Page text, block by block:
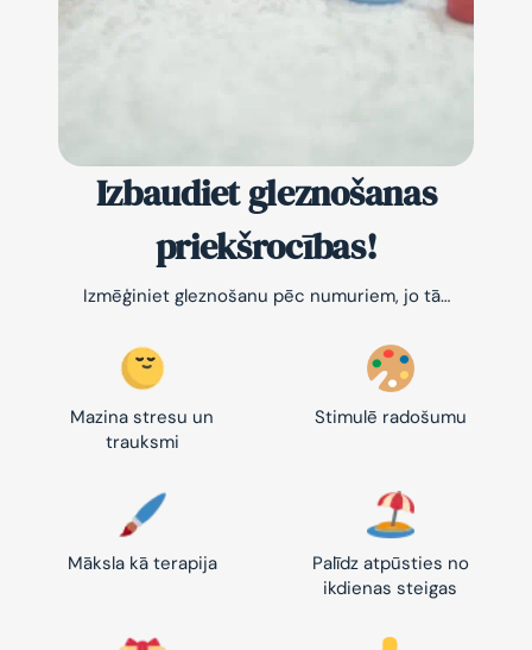
Izbaudiet gleznošanas
priekšrocības!
Izmēģiniet gleznošanu pēc numuriem, jo tā…
Mazina stresu un
trauksmi
Stimulē radošumu
Māksla kā terapija
Palīdz atpūsties no
ikdienas steigas